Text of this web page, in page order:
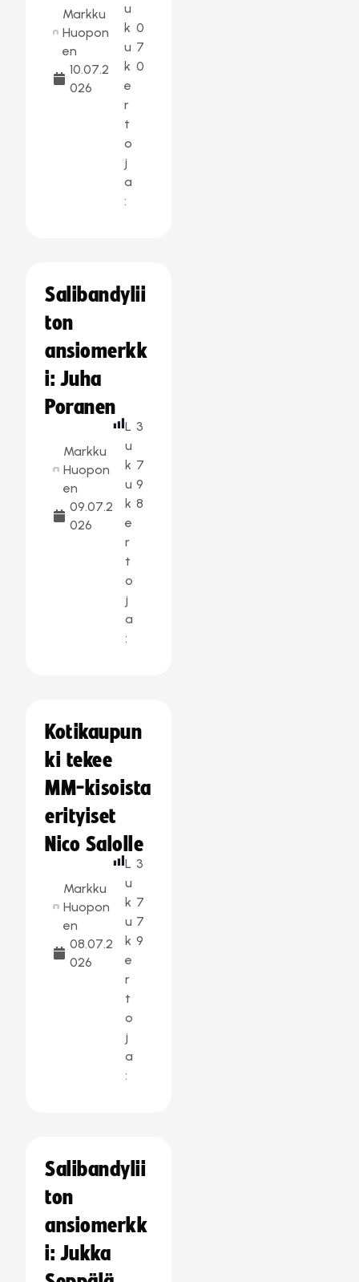
Markku
Huopon
en
10.07.2
026
u
k
u
k
e
r
t
o
j
a
:
0
7
0
Salibandylii
ton
ansiomerkk
i: Juha
Poranen
Markku
Huopon
en
09.07.2
026
L
u
k
u
k
e
r
t
o
j
a
:
3
7
9
8
Kotikaupun
ki tekee
MM-kisoista
erityiset
Nico Salolle
Markku
Huopon
en
08.07.2
026
L
u
k
u
k
e
r
t
o
j
a
:
3
7
7
9
Salibandylii
ton
ansiomerkk
i: Jukka